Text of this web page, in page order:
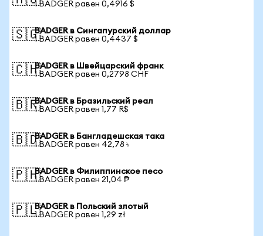
1 BADGER равен 0,4916 $
🇸🇬BADGER в Сингапурский доллар
1 BADGER равен 0,4437 $
🇨🇭BADGER в Швейцарский франк
1 BADGER равен 0,2798 CHF
🇧🇷BADGER в Бразильский реал
1 BADGER равен 1,77 R$
🇧🇩BADGER в Бангладешская така
1 BADGER равен 42,78 ৳
🇵🇭BADGER в Филиппинское песо
1 BADGER равен 21,04 ₱
🇵🇱BADGER в Польский злотый
1 BADGER равен 1,29 zł